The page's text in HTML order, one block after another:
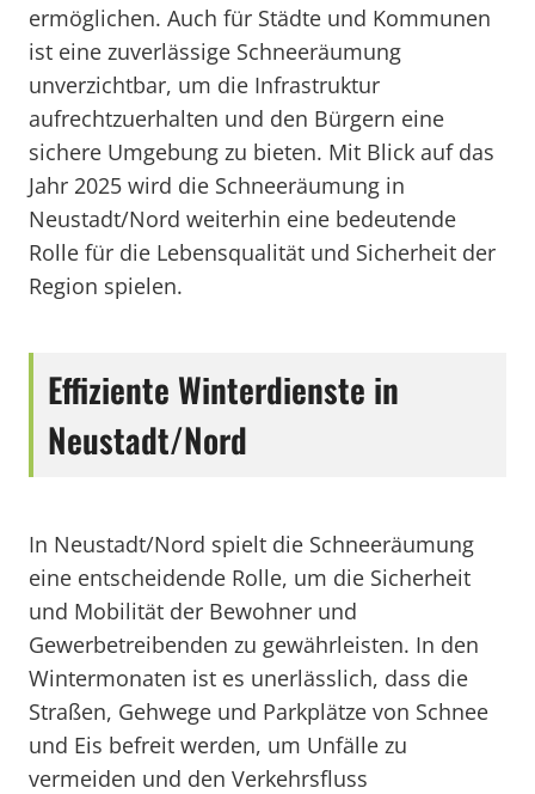
ermöglichen. Auch für Städte und Kommunen
ist eine zuverlässige Schneeräumung
unverzichtbar, um die Infrastruktur
aufrechtzuerhalten und den Bürgern eine
sichere Umgebung zu bieten. Mit Blick auf das
Jahr 2025 wird die Schneeräumung in
Neustadt/Nord weiterhin eine bedeutende
Rolle für die Lebensqualität und Sicherheit der
Region spielen.
Effiziente Winterdienste in
Neustadt/Nord
In Neustadt/Nord spielt die Schneeräumung
eine entscheidende Rolle, um die Sicherheit
und Mobilität der Bewohner und
Gewerbetreibenden zu gewährleisten. In den
Wintermonaten ist es unerlässlich, dass die
Straßen, Gehwege und Parkplätze von Schnee
und Eis befreit werden, um Unfälle zu
vermeiden und den Verkehrsfluss